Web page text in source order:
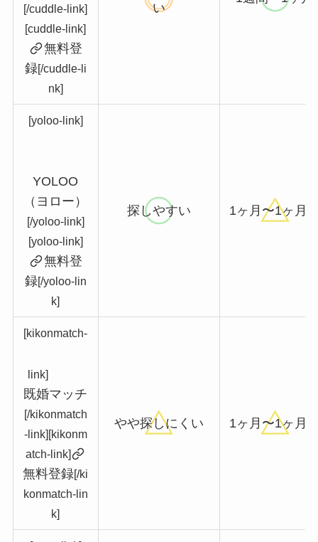
[/cuddle-link]
[cuddle-link]
無料登
録[/cuddle-li
nk]
い
[yoloo-link]
YOLOO
（ヨロー）
[/yoloo-link]
[yoloo-link]
無料登
録[/yoloo-lin
k]
探しやすい 1ヶ月〜1ヶ月
[kikonmatch-
link]
既婚マッチ
[/kikonmatch
-link][kikonm
atch-link]
無料登録[/ki
konmatch-lin
k]
やや探しにくい 1ヶ月〜1ヶ月